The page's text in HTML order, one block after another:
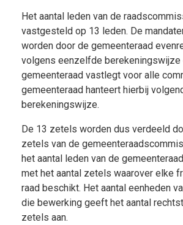
Het aantal leden van de
vastgesteld op 13 leden. De
worden door de gemeenteraad
volgens eenzelfde berekeningswijze
gemeenteraad vastlegt voor alle
gemeenteraad hanteert hierbij
berekeningswijze.
De 13 zetels worden dus verdeeld
zetels van de
het aantal leden van de
met het aantal zetels waarover elke
raad beschikt. Het aantal eenheden
die bewerking geeft het aantal
zetels aan.